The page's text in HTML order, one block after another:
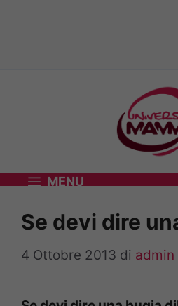
MENU
Se devi dire
4 Ottobre 2013 di admin